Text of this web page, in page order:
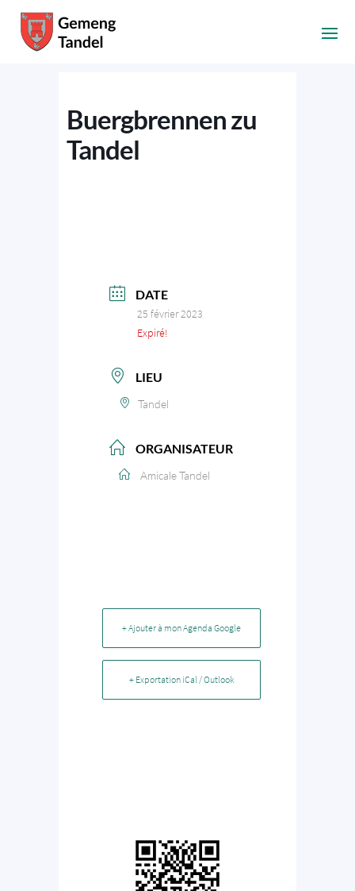
Buergbrennen zu
Tandel
DATE
25 février 2023
Expiré!
LIEU
Tandel
ORGANISATEUR
Amicale Tandel
+ Ajouter à mon Agenda Google
+ Exportation iCal / Outlook